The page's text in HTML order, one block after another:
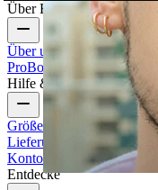
Über Bodymod
Über uns
ProBodymod Creators
Hilfe & Infos
Größenhilfe Bestellung
Lieferung
Rücksendung
Konto Bodymod Support
Entdecke